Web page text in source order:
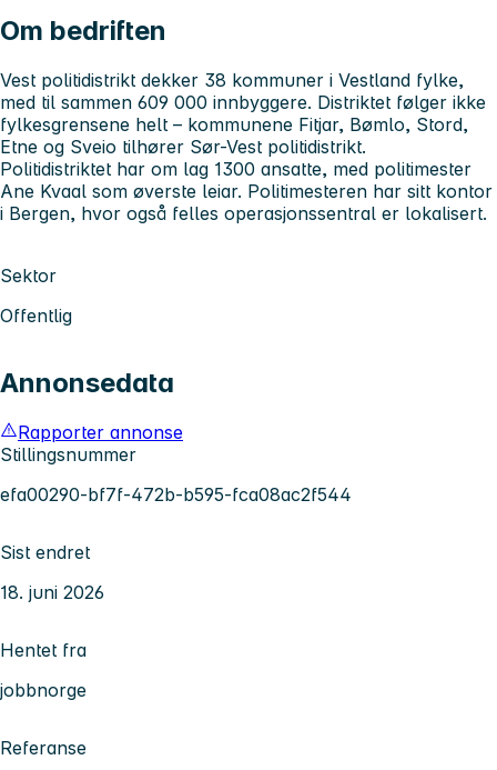
Om bedriften
Vest politidistrikt dekker 38 kommuner i Vestland fylke,
med til sammen 609 000 innbyggere. Distriktet følger ikke
fylkesgrensene helt – kommunene Fitjar, Bømlo, Stord,
Etne og Sveio tilhører Sør-Vest politidistrikt.
Politidistriktet har om lag 1300 ansatte, med politimester
Ane Kvaal som øverste leiar. Politimesteren har sitt kontor
i Bergen, hvor også felles operasjonssentral er lokalisert.
Sektor
Offentlig
Annonsedata
Rapporter annonse
Stillingsnummer
efa00290-bf7f-472b-b595-fca08ac2f544
Sist endret
18. juni 2026
Hentet fra
jobbnorge
Referanse